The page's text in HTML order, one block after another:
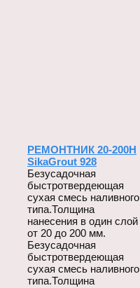
РЕМОНТНИК 20-200Н
SikaGrout 928
Безусадочная
быстротвердеющая
сухая смесь наливного
типа.Толщина
нанесения в один слой
от 20 до 200 мм.
Безусадочная
быстротвердеющая
сухая смесь наливного
типа.Толщина